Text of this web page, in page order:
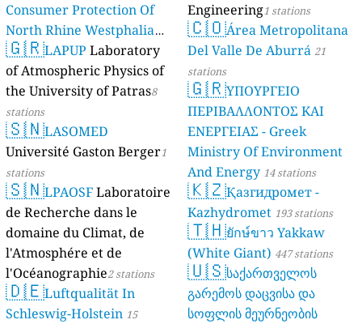
Consumer Protection Of
North Rhine Westphalia
(Landesamt Für Natur,
Umwelt Und
Verbraucherschutz NRW)
61 stations
🇬🇷LAPUP Laboratory
of Atmospheric Physics of
the University of Patras8
stations
🇸🇳LASOMED
Université Gaston Berger1
stations
🇸🇳LPAOSF Laboratoire
de Recherche dans le
domaine du Climat, de
l'Atmosphére et de
l'Océanographie2 stations
🇩🇪Luftqualität In
Schleswig-Holstein 15
Engineering1 stations
🇨🇴Área Metropolitana
Del Valle De Aburrá 21
stations
🇬🇷ΥΠΟΥΡΓΕΙΟ
ΠΕΡΙΒΑΛΛΟΝΤΟΣ ΚΑΙ
ΕΝΕΡΓΕΙΑΣ - Greek
Ministry Of Environment
And Energy 14 stations
🇰🇿Қазгидромет -
Kazhydromet 193 stations
🇹🇭ยักษ์ขาว Yakkaw
(White Giant) 447 stations
🇺🇸საქართველოს
გარემოს დაცვისა და
სოფლის მეურნეობის